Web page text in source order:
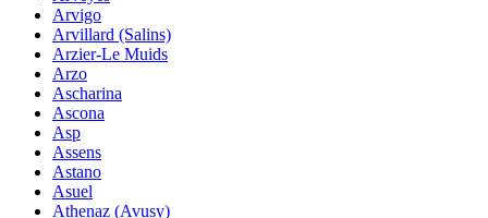
Arvigo
Arvillard (Salins)
Arzier-Le Muids
Arzo
Ascharina
Ascona
Asp
Assens
Astano
Asuel
Athenaz (Avusy)